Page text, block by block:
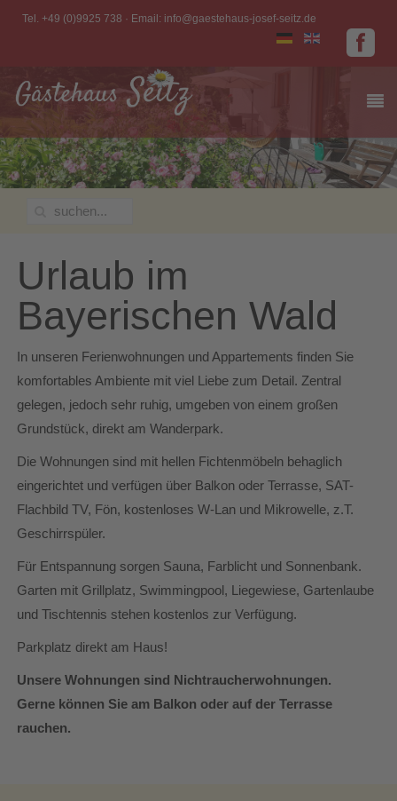
Tel. +49 (0)9925 738 · Email: info@gaestehaus-josef-seitz.de
Urlaub im
Bayerischen Wald
In unseren Ferienwohnungen und Appartements finden Sie
komfortables Ambiente mit viel Liebe zum Detail. Zentral
gelegen, jedoch sehr ruhig, umgeben von einem großen
Grundstück, direkt am Wanderpark.
Die Wohnungen sind mit hellen Fichtenmöbeln behaglich
eingerichtet und verfügen über Balkon oder Terrasse, SAT-
Flachbild TV, Fön, kostenloses W-Lan und Mikrowelle, z.T.
Geschirrspüler.
Für Entspannung sorgen Sauna, Farblicht und Sonnenbank.
Garten mit Grillplatz, Swimmingpool, Liegewiese, Gartenlaube
und Tischtennis stehen kostenlos zur Verfügung.
Parkplatz direkt am Haus!
Unsere Wohnungen sind Nichtraucherwohnungen.
Gerne können Sie am Balkon oder auf der Terrasse
rauchen.